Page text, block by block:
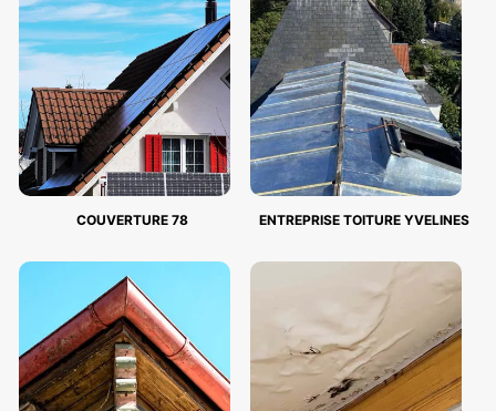
COUVERTURE 78 ENTREPRISE TOITURE YVELINES